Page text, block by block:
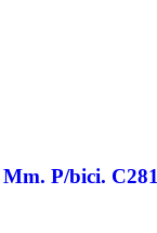
P/bici.